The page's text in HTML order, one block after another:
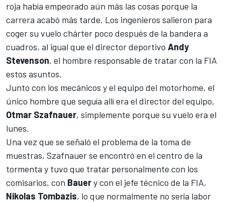
roja había empeorado aún más las cosas porque la
carrera acabó más tarde. Los ingenieros salieron para
coger su vuelo chárter poco después de la bandera a
cuadros, al igual que el director deportivo Andy
Stevenson, el hombre responsable de tratar con la FIA
estos asuntos.
Junto con los mecánicos y el equipo del motorhome, el
único hombre que seguía allí era el director del equipo,
Otmar Szafnauer, simplemente porque su vuelo era el
lunes.
Una vez que se señaló el problema de la toma de
muestras, Szafnauer se encontró en el centro de la
tormenta y tuvo que tratar personalmente con los
comisarios, con Bauery con el jefe técnico de la FIA,
Nikolas Tombazis, lo que normalmente no sería labor